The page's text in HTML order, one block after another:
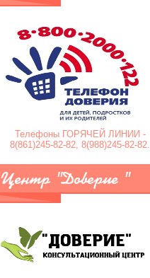
Телефоны ГОРЯЧЕЙ ЛИНИИ -
8(861)245-82-82, 8(988)245-82-82.
Центр "Доверие "